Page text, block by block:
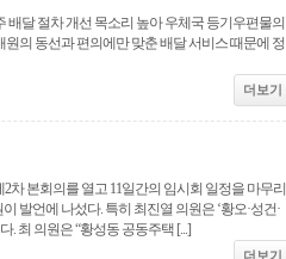
달 절차 개선 목소리 높아 우체국 등기우편물의
의 동선과 편의에만 맞춘 배달 서비스 때문에 정
더보기
차 본회의를 열고 11일간의 임시회 일정을 마무리
발언에 나섰다. 특히 최진열 의원은 ‘황오·성건·
. 최 의원은 “황성동 공동주택 [...]
더보기